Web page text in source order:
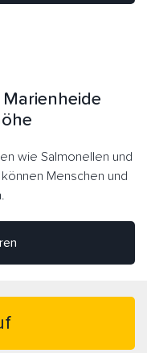
wie Salmonellen und
Menschen und